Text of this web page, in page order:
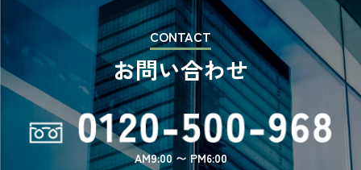
CONTACT
お問い合わせ
AM9:00 〜 PM6:00